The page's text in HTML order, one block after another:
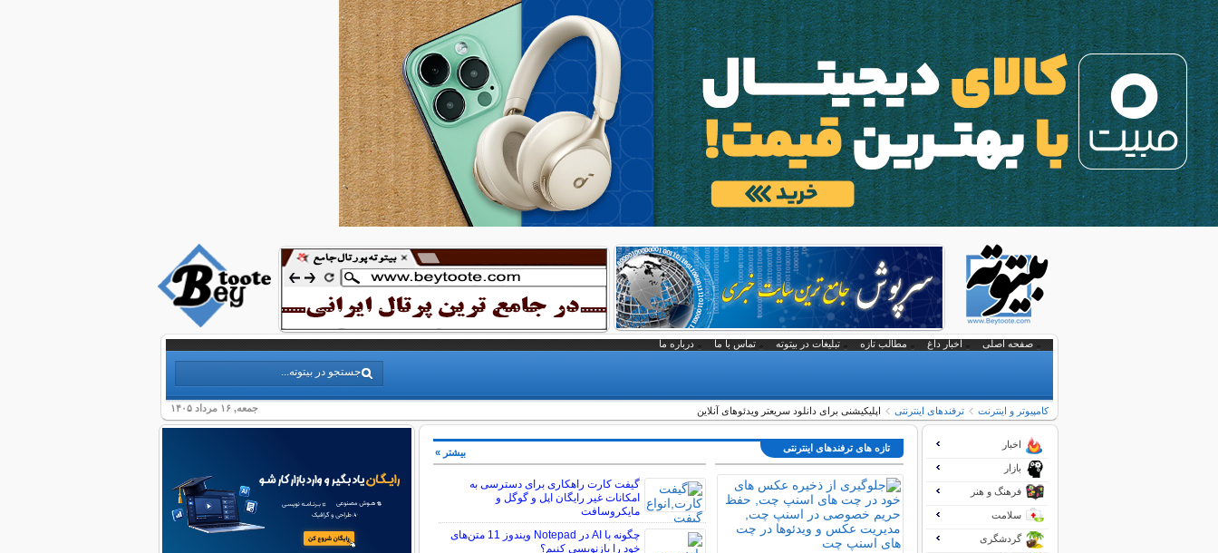
صفحه اصلی اخبار داغ مطالب تازه تبلیغات در بیتوته تماس با ما درباره ما
جمعه, ۱۶ مرداد ۱۴۰۵ کامپیوتر و اینترنت ترفندهای اینترنتی اپلیکیشنی برای دانلود سریعتر ویدئوهای آنلاین
تازه های ترفندهای اینترنتی
گیفت کارت راهکاری برای دسترسی به
امکانات غیر رایگان اپل و گوگل و
مایکروسافت
چگونه با AI در Notepad ویندوز 11 متن‌های
خود را بازنویسی کنیم؟
بیشتر »
اخبار
بازار
فرهنگ و هنر
سلامت
گردشگری